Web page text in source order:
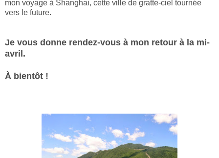
mon voyage à Shanghai, cette ville de gratte-ciel tournée
vers le future.
Je vous donne rendez-vous à mon retour à la mi-
avril.
À bientôt !